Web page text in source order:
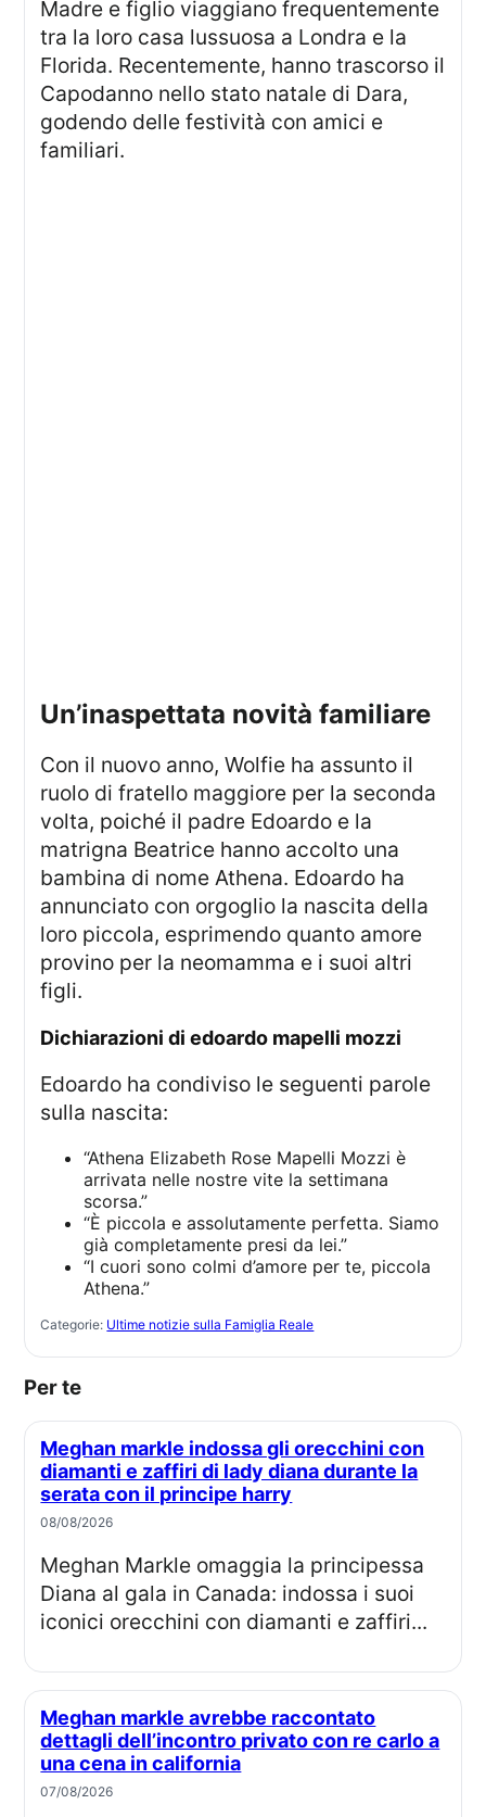
Madre e figlio viaggiano frequentemente
tra la loro casa lussuosa a Londra e la
Florida. Recentemente, hanno trascorso il
Capodanno nello stato natale di Dara,
godendo delle festività con amici e
familiari.
un’inaspettata novità familiare
Con il nuovo anno, Wolfie ha assunto il
ruolo di fratello maggiore per la seconda
volta, poiché il padre Edoardo e la
matrigna Beatrice hanno accolto una
bambina di nome Athena. Edoardo ha
annunciato con orgoglio la nascita della
loro piccola, esprimendo quanto amore
provino per la neomamma e i suoi altri
figli.
dichiarazioni di edoardo mapelli mozzi
Edoardo ha condiviso le seguenti parole
sulla nascita:
“Athena Elizabeth Rose Mapelli Mozzi è
arrivata nelle nostre vite la settimana
scorsa.”
“È piccola e assolutamente perfetta. Siamo
già completamente presi da lei.”
“I cuori sono colmi d’amore per te, piccola
Athena.”
Categorie: Ultime notizie sulla Famiglia Reale
Per te
Meghan markle indossa gli orecchini con
diamanti e zaffiri di lady diana durante la
serata con il principe harry
08/08/2026
Meghan Markle omaggia la principessa
Diana al gala in Canada: indossa i suoi
iconici orecchini con diamanti e zaffiri...
Meghan markle avrebbe raccontato
dettagli dell’incontro privato con re carlo a
una cena in california
07/08/2026